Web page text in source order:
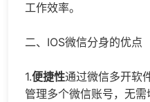
工作效率。
二、IOS微信分身的优点
1.便捷性通过微信多开软
管理多个微信账号，无